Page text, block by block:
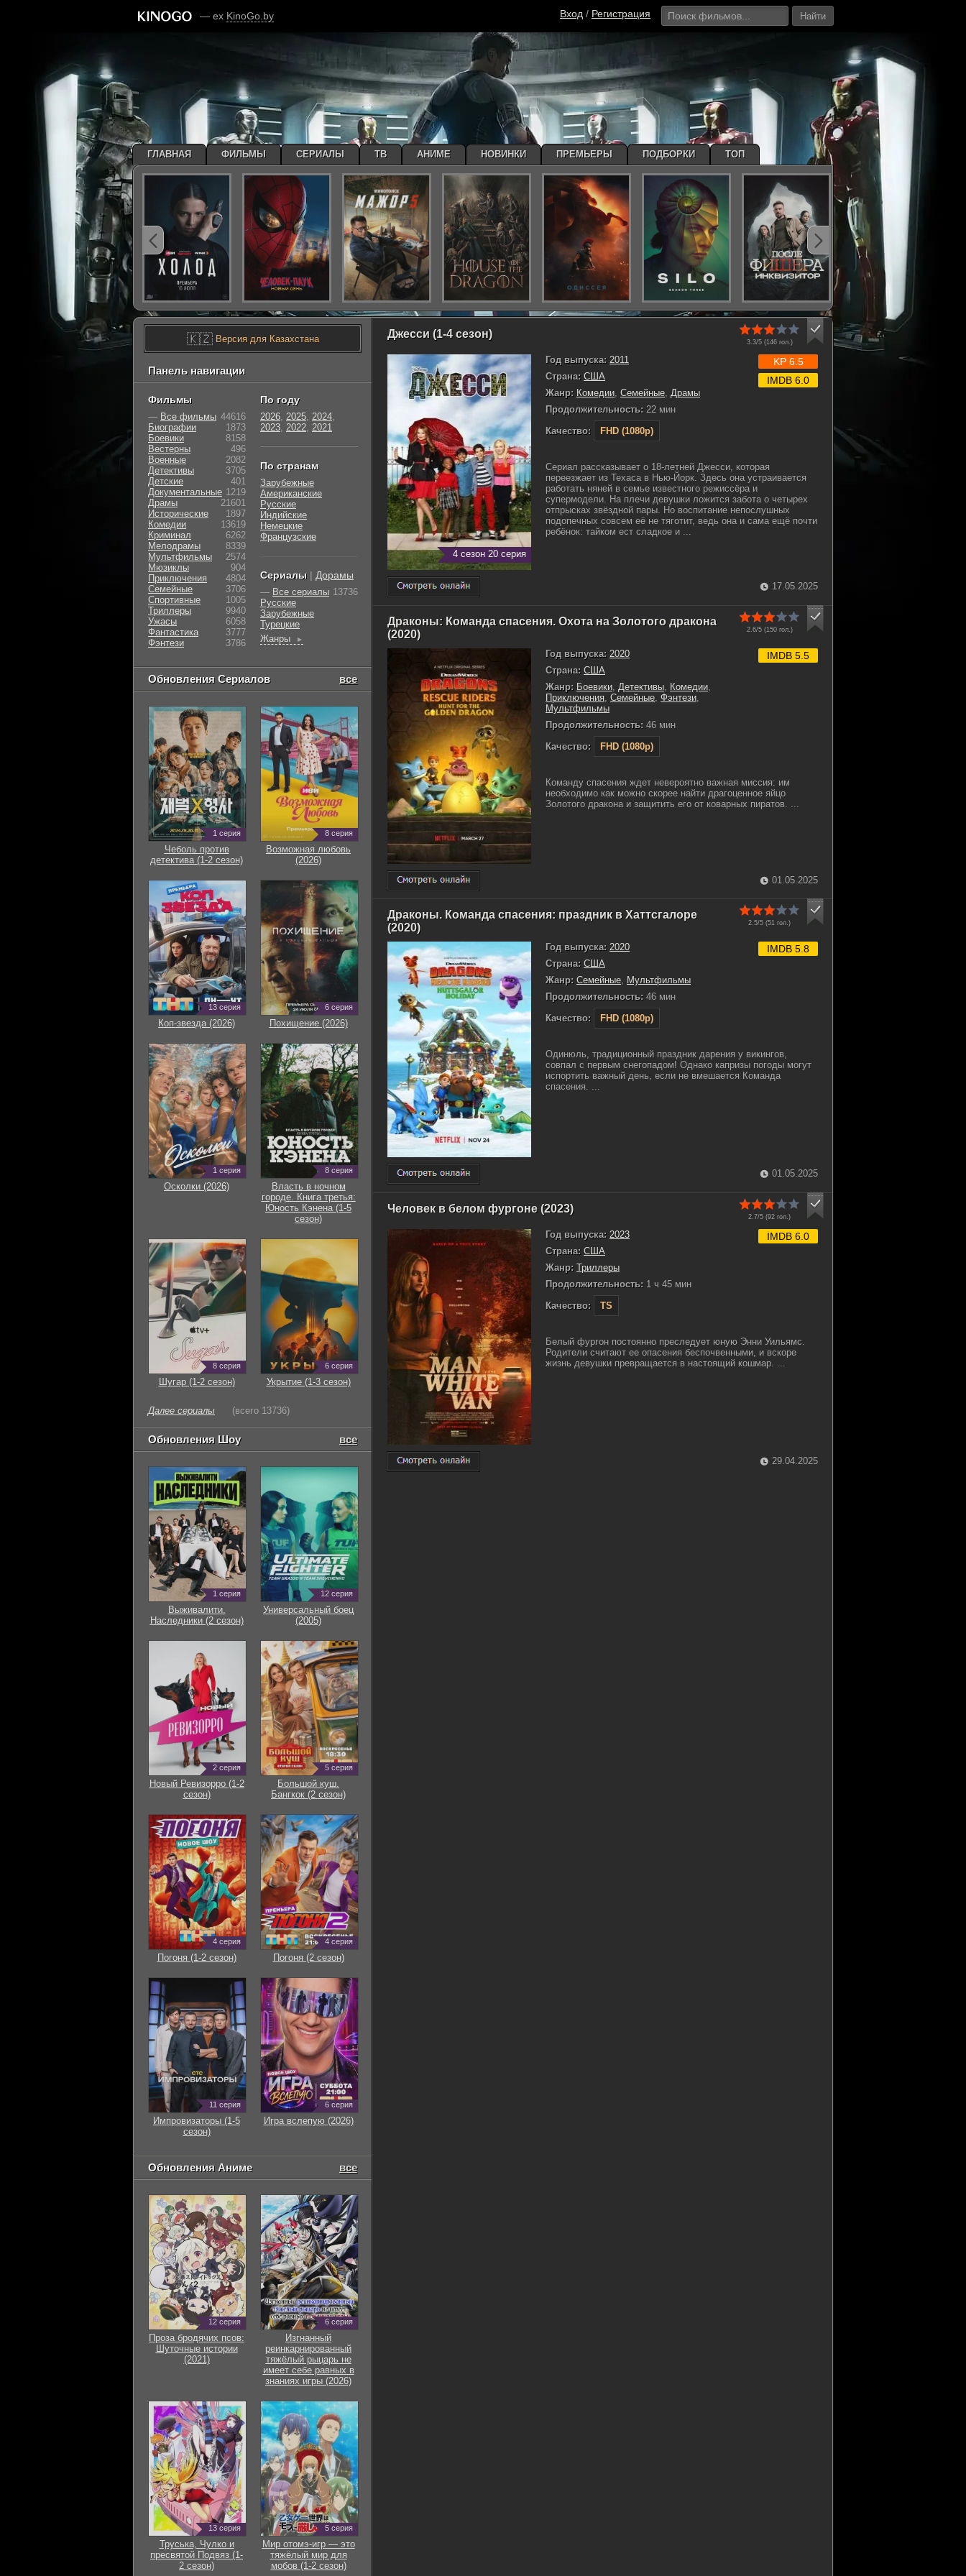
— ex KinoGo.by Вход / Регистрация Найти
Джесси (1-4 сезон)
3.3/5 (146гол.)
4 сезон 20 серия
Год выпуска: 2011
Страна: США
Жанр: Комедии, Семейные, Драмы
Продолжительность: 22 мин
Качество:
FHD (1080p)
KP 6.5
IMDB 6.0
Сериал рассказывает о 18-летней Джесси, которая
переезжает из Техаса в Нью-Йорк. Здесь она устраивается
работать няней в семье известного режиссёра и
супермодели. На плечи девушки ложится забота о четырех
отпрысках звёздной пары. Но воспитание непослушных
подопечных совсем её не тяготит, ведь она и сама ещё почти
ребёнок: тайком ест сладкое и ...
17.05.2025
Драконы: Команда спасения. Охота на Золотого дракона
(2020)
2.6/5 (150гол.)
Год выпуска: 2020
Страна: США
Жанр: Боевики Детективы Комедии
Приключения Семейные Фэнтези
Мультфильмы
Продолжительность: 46 мин
Качество:
FHD (1080p)
IMDB 5.5
Команду спасения ждет невероятно важная миссия: им
необходимо как можно скорее найти драгоценное яйцо
Золотого дракона и защитить его от коварных пиратов. ...
01.05.2025
Драконы. Команда спасения: праздник в Хаттсгалоре
(2020)
2.5/5 (51 гол.)
Год выпуска: 2020
Страна: США
Жанр: Семейные, Мультфильмы
Продолжительность: 46 мин
Качество:
FHD (1080p)
IMDB 5.8
Одинюль, традиционный праздник дарения у викингов,
совпал с первым снегопадом! Однако капризы погоды могут
испортить важный день, если не вмешается Команда
спасения. ...
01.05.2025
Человек в белом фургоне (2023)
2.7/5 (92 гол.)
Год выпуска: 2023
Страна: США
Жанр: Триллеры
Продолжительность: 1 ч 45 мин
Качество:
TS
IMDB 6.0
Белый фургон постоянно преследует юную Энни Уильямс.
Родители считают ее опасения беспочвенными, и вскоре
жизнь девушки превращается в настоящий кошмар. ...
29.04.2025
🇰🇿Версия для Казахстана
Панель навигации
Фильмы
— Все фильмы 44616
Биографии
1873
Боевики
8158
Вестерны
496
Военные
2082
Детективы
3705
Детские
401
Документальные 1219
Драмы
21601
Исторические
1897
Комедии
13619
Криминал
6262
Мелодрамы
8339
Мультфильмы
2574
Мюзиклы
904
Приключения
4804
Семейные
3706
Cпортивные
1005
Триллеры
9940
Ужасы
6058
Фантастика
3777
Фэнтези
3786
По году
2026, 2025, 2024,
2023, 2022, 2021
По странам
Зарубежные
Американские
Русские
Индийские
Немецкие
Французские
Сериалы | Дорамы
— Все сериалы 13736
Русские
Зарубежные
Турецкие
Жанры
►
Обновления Сериалов все
1 серия
Чеболь против
детектива (1-2 сезон)
8 серия
Возможная любовь
(2026)
13 серия
Коп-звезда (2026)
6 серия
Похищение (2026)
1 серия
Осколки (2026)
8 серия
Власть в ночном
городе. Книга третья:
Юность Кэнена (1-5
сезон)
8 серия
Шугар (1-2 сезон)
6 серия
Укрытие (1-3 сезон)
Далее сериалы (всего 13736)
Обновления Шоу все
1 серия
Выживалити.
Наследники (2 сезон)
12 серия
Универсальный боец
(2005)
2 серия
Новый Ревизорро (1-2
сезон)
5 серия
Большой куш.
Бангкок (2 сезон)
4 серия
Погоня (1-2 сезон)
4 серия
Погоня (2 сезон)
11 серия
Импровизаторы (1-5
сезон)
6 серия
Игра вслепую (2026)
Обновления Аниме все
12 серия
Проза бродячих псов:
Шуточные истории
(2021)
6 серия
Изгнанный
реинкарнированный
тяжёлый рыцарь не
имеет себе равных в
знаниях игры (2026)
13 серия
Труська, Чулко и
пресвятой Подвяз (1-
2 сезон)
5 серия
Мир отомэ-игр — это
тяжёлый мир для
мобов (1-2 сезон)
ГЛАВНАЯ ФИЛЬМЫ СЕРИАЛЫ ТВ АНИМЕ НОВИНКИ ПРЕМЬЕРЫ ПОДБОРКИ ТОП